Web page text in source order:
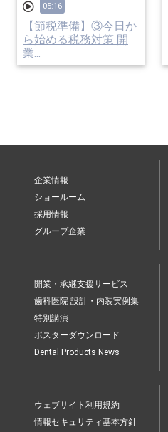
05:16
【節税準備】③今日か
ら始める税務対策 開
業...
企業情報
ショールーム
採用情報
グループ企業
開業・承継支援サービス
歯科医院 設計・内装実例集
特別講演
ポスターダウンロード
Dental Products News
ウェブサイト利用規約
情報セキュリティ基本方針